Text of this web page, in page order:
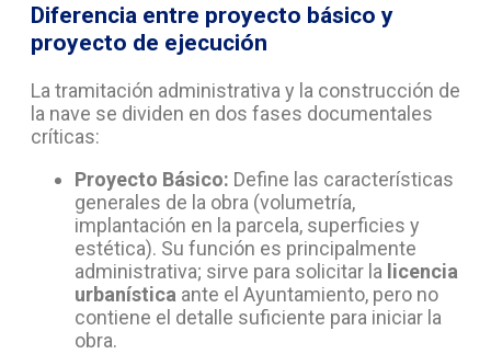
Diferencia entre proyecto básico y
proyecto de ejecución
La tramitación administrativa y la construcción de
la nave se dividen en dos fases documentales
críticas:
Proyecto Básico: Define las características
generales de la obra (volumetría,
implantación en la parcela, superficies y
estética). Su función es principalmente
administrativa; sirve para solicitar la licencia
urbanística ante el Ayuntamiento, pero no
contiene el detalle suficiente para iniciar la
obra.